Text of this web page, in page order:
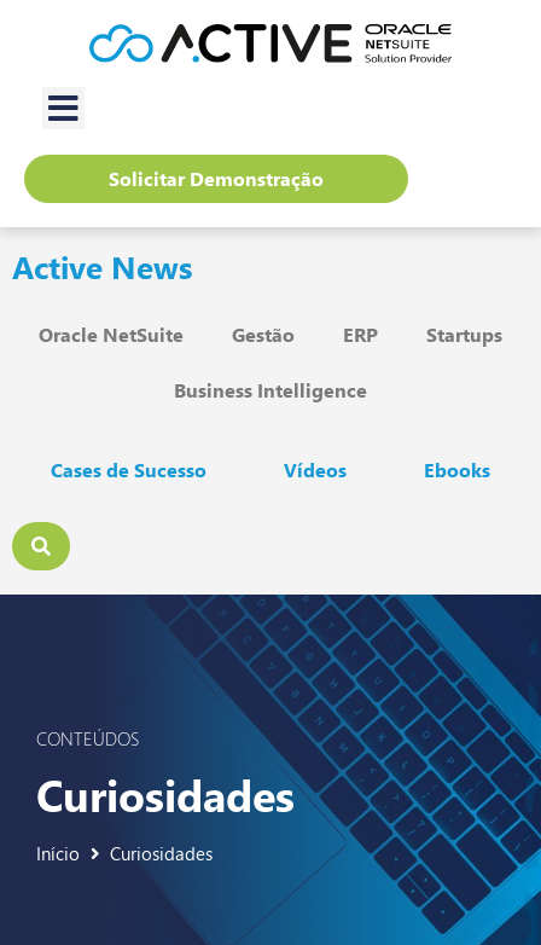
Solicitar Demonstração
Active News
Oracle NetSuite Gestão ERP Startups
Business Intelligence
Cases de Sucesso Vídeos Ebooks
CONTEÚDOS
Curiosidades
Início Curiosidades